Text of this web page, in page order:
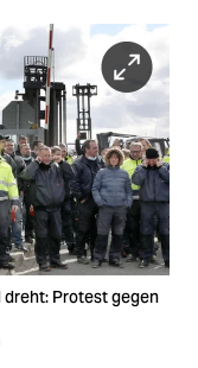
dreht: Protest gegen